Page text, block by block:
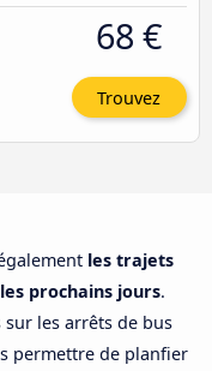
68 €
Trouvez
les trajets
prochains jours.
les arrêts de bus
permettre de planfier